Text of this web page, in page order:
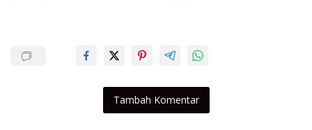
Tambah Komentar